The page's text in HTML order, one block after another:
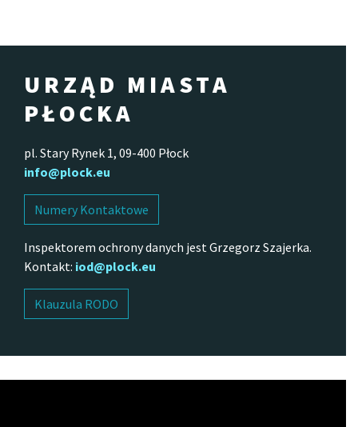
URZĄD MIASTA
PŁOCKA
pl. Stary Rynek 1, 09-400 Płock
info@plock.eu
Numery Kontaktowe
Inspektorem ochrony danych jest Grzegorz Szajerka.
Kontakt: iod@plock.eu
Klauzula RODO